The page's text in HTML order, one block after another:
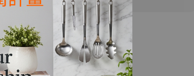
price